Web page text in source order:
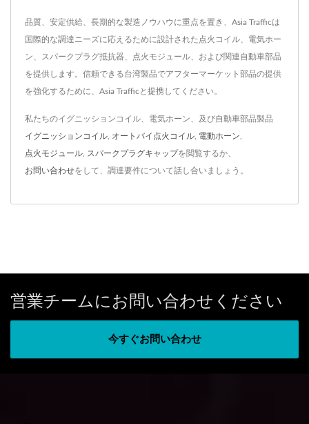
品質、安定供給、長期的な製造ノウハウに重点を置き、Asia Trafficは
国際的な調達ニーズに応えるために設計された点火コイル、電気ホー
ン、スパークプラグ抵抗器、点火モジュール、および関連自動車部品
を提供します。信頼できる台湾製品でアフターマーケット部品の提供
を強化するために、Asia Trafficと提携してください。
私たちのイグニッションコイル、電気ホーン、及び自動車部品製品
イグニッションコイル オートバイ点火コイル 電動ホーン
点火モジュール スパークプラグキャップを閲覧するか、
お問い合わせをして、調達要件について話し合いましょう。
営業チームにお問い合わせください
今すぐお問い合わせ